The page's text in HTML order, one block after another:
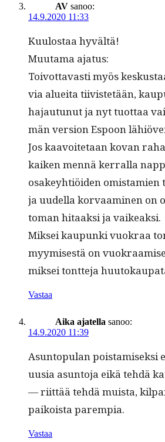
AV sanoo:
14.9.2020 11:33
Kuu­lostaa hyvältä!
Muu­ta­ma ajatus:
Toiv­ot­tavasti myös
via aluei­ta tiivis­tetään,
hajau­tunut ja nyt tuot­taa
män ver­sion Espoon
Jos kaavoite­taan kovan
kaiken men­nä ker­ral­la
osakey­htiöi­den
ja uudel­la kor­vaami­nen on
toman hitaak­si ja vaikeaksi.
Mik­sei kaupun­ki vuokraa
myymis­es­tä on
mik­sei tont­te­ja
Vastaa
Aika ajatella sanoo:
14.9.2020 11:39
Asun­top­u­lan pois­tamisek­si
uusia asun­to­ja eikä tehdä
— riit­tää tehdä muista,
paikoista parempia.
Vastaa